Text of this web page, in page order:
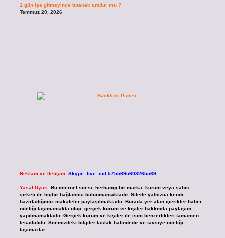
1 gün işe gitmeyince tutanak tutulur mu ?
Temmuz 20, 2026
Reklam ve İletişim: Skype: live:.cid.575569c608265c69
Yasal Uyarı: Bu internet sitesi, herhangi bir marka, kurum veya şahıs
şirketi ile hiçbir bağlantısı bulunmamaktadır. Sitede yalnızca kendi
hazırladığımız makaleler paylaşılmaktadır. Burada yer alan içerikler haber
niteliği taşımamakta olup, gerçek kurum ve kişiler hakkında paylaşım
yapılmamaktadır. Gerçek kurum ve kişiler ile isim benzerlikleri tamamen
tesadüfidir. Sitemizdeki bilgiler taslak halindedir ve tavsiye niteliği
taşımazlar.